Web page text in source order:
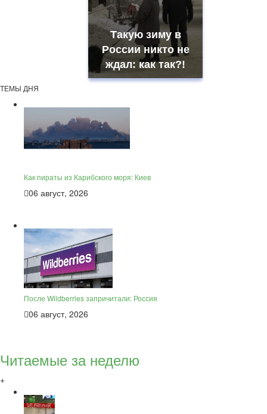
Такую зиму в
России никто не
ждал: как так?!
ТЕМЫ ДНЯ
Как пираты из Карибского моря: Киев
06 август, 2026
После Wildberries запричитали: Россия
06 август, 2026
Читаемые за неделю
+